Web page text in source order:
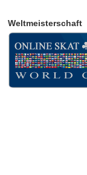
Weltmeisterschaft